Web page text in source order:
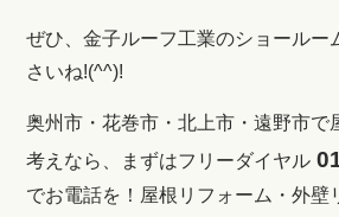
ぜひ、金子ルーフ工業のショールー
さいね!(^^)!
奥州市・花巻市・北上市・遠野市で
考えなら、まずはフリーダイヤル
でお電話を！ 屋根リフォーム・外壁